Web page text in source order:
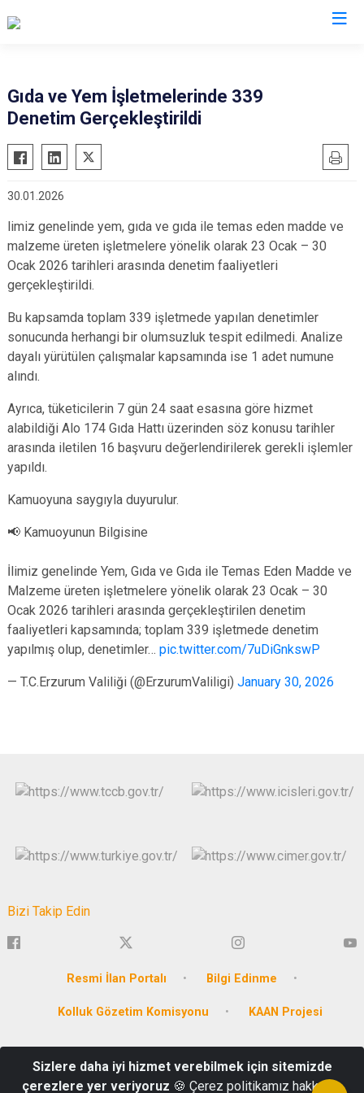
Gıda ve Yem İşletmelerinde 339
Denetim Gerçekleştirildi
30.01.2026
limiz genelinde yem, gıda ve gıda ile temas eden madde ve
malzeme üreten işletmelere yönelik olarak 23 Ocak – 30
Ocak 2026 tarihleri arasında denetim faaliyetleri
gerçekleştirildi.
Bu kapsamda toplam 339 işletmede yapılan denetimler
sonucunda herhangi bir olumsuzluk tespit edilmedi. Analize
dayalı yürütülen çalışmalar kapsamında ise 1 adet numune
alındı.
Ayrıca, tüketicilerin 7 gün 24 saat esasına göre hizmet
alabildiği Alo 174 Gıda Hattı üzerinden söz konusu tarihler
arasında iletilen 16 başvuru değerlendirilerek gerekli işlemler
yapıldı.
Kamuoyuna saygıyla duyurulur.
📢 Kamuoyunun Bilgisine
İlimiz genelinde Yem, Gıda ve Gıda ile Temas Eden Madde ve
Malzeme üreten işletmelere yönelik olarak 23 Ocak – 30
Ocak 2026 tarihleri arasında gerçekleştirilen denetim
faaliyetleri kapsamında; toplam 339 işletmede denetim
yapılmış olup, denetimler… pic.twitter.com/7uDiGnkswP
— T.C.Erzurum Valiliği (@ErzurumValiligi) January 30, 2026
Bizi Takip Edin
Resmi İlan Portalı Bilgi Edinme
Kolluk Gözetim Komisyonu KAAN Projesi
Mesai Saatleri içi :0 442 237 50 04-05 **** Mesai Saatleri Dışı: 0
Sizlere daha iyi hizmet verebilmek için sitemizde
çerezlere yer veriyoruz 🍪 Çerez politikamız hakkında